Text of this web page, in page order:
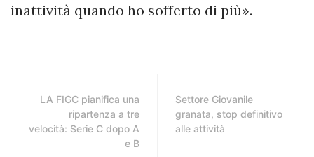
inattività quando ho sofferto di più».
LA FIGC pianifica una
ripartenza a tre
velocità: Serie C dopo A
e B
Settore Giovanile
granata, stop definitivo
alle attività